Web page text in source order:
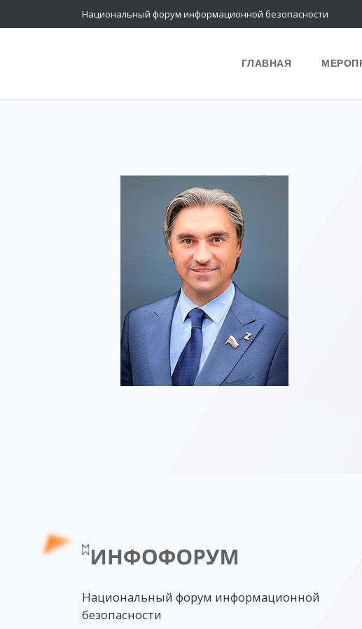
Национальный форум информационной безопасности
ГЛАВНАЯ
Национальный форум информационной
безопасности